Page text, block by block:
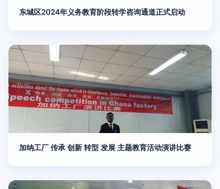
东城区2024年义务教育阶段转学咨询通道正式启动
加纳工厂 传承 创新 转型 发展 主题教育活动演讲比赛